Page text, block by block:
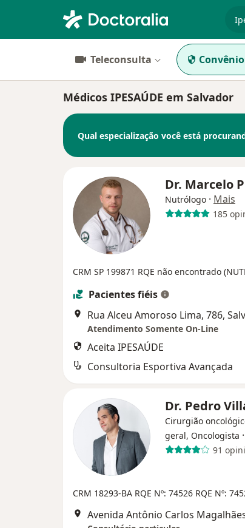
Teleconsulta
Médicos IPESAÚDE em Salvador
Qual especialização você está
Dr. Marcelo
Nutrólogo · Mais
185
CRM SP 199871 RQE não encontrado
Pacientes fiéis
Rua Alceu Amoroso Lima, 786,
Atendimento Somente On-Line
Aceita IPESAÚDE
Consultoria Esportiva Avançada
Dr. Pedro
Cirurgião
geral, Oncologista ·
91
CRM 18293-BA RQE Nº: 74526 RQE Nº: